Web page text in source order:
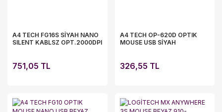
A4 TECH FG16S SİYAH NANO
SILENT KABLSZ OPT.2000DPI
751,05 TL
A4 TECH OP-620D OPTIK
MOUSE USB SİYAH
326,55 TL